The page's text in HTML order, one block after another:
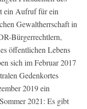
ein Aufruf für ein
Gewaltherrschaft in
Bürgerrechtlern,
öffentlichen Lebens
sich im Februar 2017
Gedenkortes
2019 ein
2021: Es gibt